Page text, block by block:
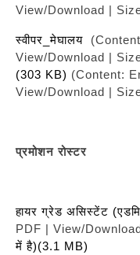
View/Download |
स्वीपर_मेघालय
View/Download |
(303 KB) (Content:
View/Download |
प्रमोशन रोस्टर
हायर ग्रेड असिस्टेंट
PDF | View/
में है)(3.1 MB)